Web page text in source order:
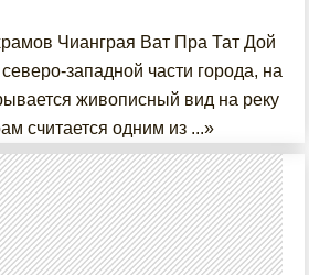
Чианграя Ват Пра Тат Дой
западной части города, на
живописный вид на реку
считается одним из ...»